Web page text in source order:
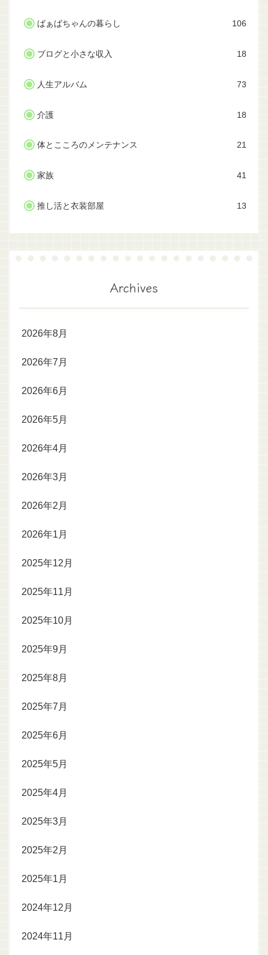
ばぁばちゃんの暮らし 106
ブログと小さな収入 18
人生アルバム 73
介護 18
体とこころのメンテナンス 21
家族 41
推し活と衣装部屋 13
Archives
2026年8月
2026年7月
2026年6月
2026年5月
2026年4月
2026年3月
2026年2月
2026年1月
2025年12月
2025年11月
2025年10月
2025年9月
2025年8月
2025年7月
2025年6月
2025年5月
2025年4月
2025年3月
2025年2月
2025年1月
2024年12月
2024年11月